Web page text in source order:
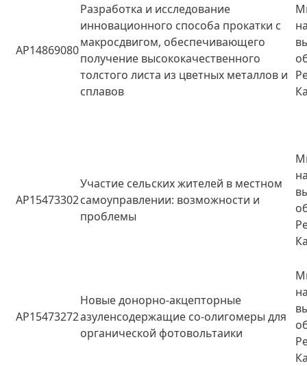
AP14869080
Разработка и исследование
инновационного способа прокатки с
макросдвигом, обеспечивающего
получение высококачественного
толстого листа из цветных металлов и
сплавов
AP15473302
Участие сельских жителей в местном
самоуправлении: возможности и
проблемы
AP15473272
Новые донорно-акцепторные
азуленсодержащие со-олигомеры для
органической фотовольтаики